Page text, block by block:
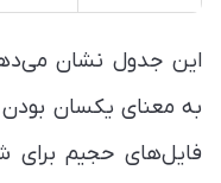
این جدول نشان
به معنای یکسان بودن
فایل‌های حجیم برای